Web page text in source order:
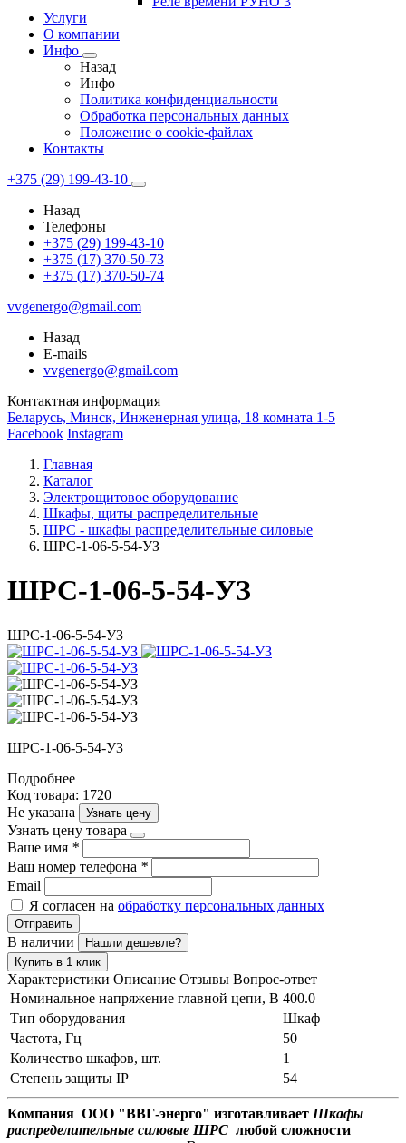
Услуги
О компании
Инфо
Назад
Инфо
Политика конфиденциальности
Обработка персональных данных
Положение о cookie-файлах
Контакты
+375 (29) 199-43-10
Назад
Телефоны
+375 (29) 199-43-10
+375 (17) 370-50-73
+375 (17) 370-50-74
vvgenergo@gmail.com
Назад
E-mails
vvgenergo@gmail.com
Контактная информация
Беларусь, Минск, Инженерная улица, 18 комната 1-5
Facebook Instagram
Главная
Каталог
Электрощитовое оборудование
Шкафы, щиты распределительные
ШРС - шкафы распределительные силовые
ШРС-1-06-5-54-УЗ
ШРС-1-06-5-54-УЗ
ШРС-1-06-5-54-УЗ
ШРС-1-06-5-54-УЗ
Подробнее
Код товара: 1720
Не указана
Узнать цену
Узнать цену товара
Ваше имя *
Ваш номер телефона *
Email
Я согласен на обработку персональных данных
Отправить
В наличии
Нашли дешевле?
Купить в 1 клик
Характеристики Описание Отзывы Вопрос-ответ
Номинальное напряжение главной цепи, В 400.0
Тип оборудования
Шкаф
Частота, Гц
50
Количество шкафов, шт.
1
Степень защиты IP
54
Компания ООО "ВВГ-энерго" изготавливает Шкафы
распределительные силовые ШРС любой сложности